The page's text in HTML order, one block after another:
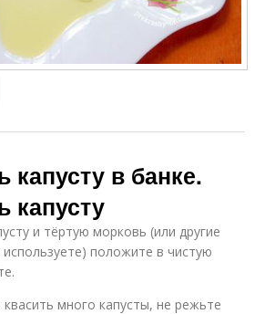
капусту в банке.
капусту
и тёртую морковь (или другие
положите в чистую
много капусты, не режьте